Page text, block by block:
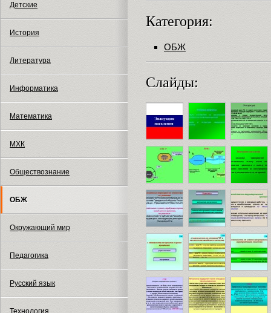
Детские
История
Литература
Информатика
Математика
МХК
Обществознание
ОБЖ
Окружающий мир
Педагогика
Русский язык
Технология
Категория:
ОБЖ
Слайды: